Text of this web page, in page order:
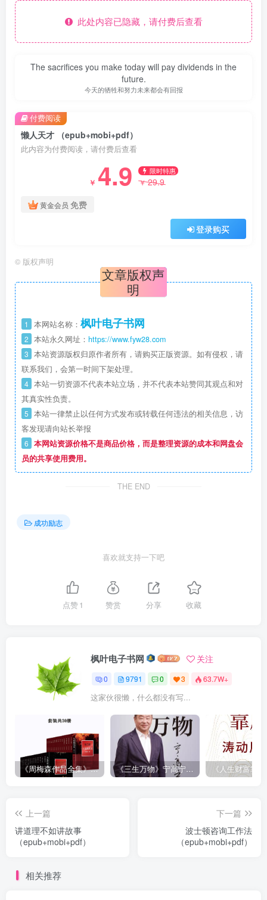
此处内容已隐藏，请付费后查看
The sacrifices you make today will pay dividends in the
future.
今天的牺牲和努力未来都会有回报
懒人天才 （epub+mobi+pdf）
此内容为付费阅读，请付费后查看
￥ 4.9 限时特惠
￥29.9
黄金会员 免费
登录购买
付费阅读
© 版权声明
文章版权声
明
1 本网站名称： 枫叶电子书网
2 本站永久网址： https://www.fyw28.com
3 本站资源版权归原作者所有，请购买正版资源。如有侵权，请
联系我们，会第一时间下架处理。
4 本站一切资源不代表本站立场，并不代表本站赞同其观点和对
其真实性负责。
5 本站一律禁止以任何方式发布或转载任何违法的相关信息，访
客发现请向站长举报
6 本网站资源价格不是商品价格，而是整理资源的成本和网盘会
员的共享使用费用。
THE END
成功励志
喜欢就支持一下吧
点赞1 赞赏 分享 收藏
枫叶电子书网 关注
0 9791 0 3 63.7W+
这家伙很懒，什么都没有写...
《周梅森作品全集》[共30册] 《三生万物》宁高宁（epub+mobi+azw3+pdf）
上一篇
讲道理不如讲故事
（epub+mobi+pdf）
下一篇
波士顿咨询工作法
（epub+mobi+pdf）
相关推荐